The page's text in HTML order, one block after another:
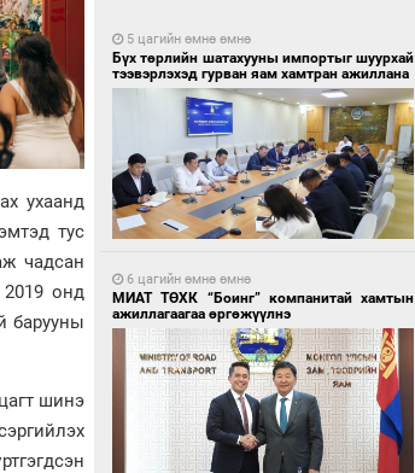
ухаанд
тус
чадсан
онд
барууны
шинэ
5 цагийн өмнө өмнө
Бүх төрлийн шатахууны импортыг шуурхай
тээвэрлэхэд гурван яам хамтран ажиллана
6 цагийн өмнө өмнө
МИАТ ТӨХК “Боинг” компанитай хамтын
ажиллагаагаа өргөжүүлнэ